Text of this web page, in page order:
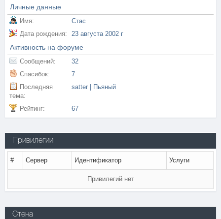
Личные данные
Имя:
Стас
Дата рождения:
23 августа 2002 г
Активность на форуме
Сообщений:
32
Спасибок:
7
Последняя
тема:
satter | Пьяный
Рейтинг: 67
Привилегии
# Сервер Идентификатор Услуги
Привилегий нет
Стена